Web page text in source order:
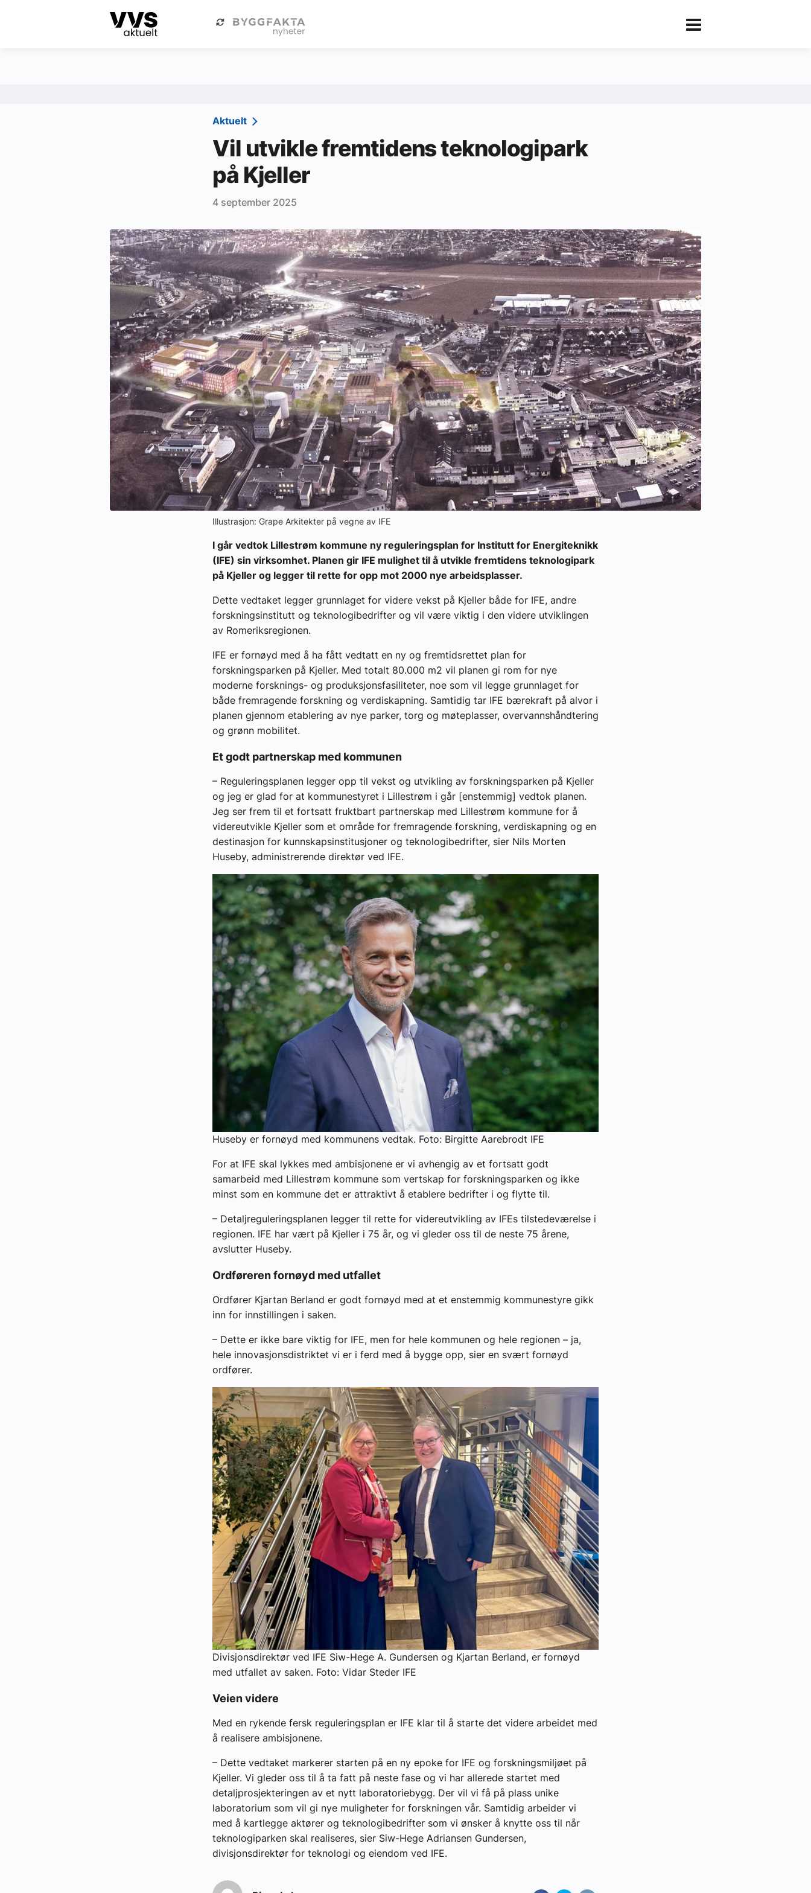
Kategorier Om VVS Aktuelt eBlad
Aktuelle prosjekter
Om VVS Aktuelt
Kontakt oss:
Abonner på fagbladet Byggfakta Nyheter
Annonsere i VVS Aktuelt
Kontakt oss
Tips oss
eBlad
Aktuelt
Vil utvikle fremtidens teknologipark
på Kjeller
4 september 2025
Illustrasjon: Grape Arkitekter på vegne av IFE
I går vedtok Lillestrøm kommune ny reguleringsplan for Institutt for Energiteknikk
(IFE) sin virksomhet. Planen gir IFE mulighet til å utvikle fremtidens teknologipark
på Kjeller og legger til rette for opp mot 2000 nye arbeidsplasser.
Dette vedtaket legger grunnlaget for videre vekst på Kjeller både for IFE, andre
forskningsinstitutt og teknologibedrifter og vil være viktig i den videre utviklingen
av Romeriksregionen.
IFE er fornøyd med å ha fått vedtatt en ny og fremtidsrettet plan for
forskningsparken på Kjeller. Med totalt 80.000 m2 vil planen gi rom for nye
moderne forsknings- og produksjonsfasiliteter, noe som vil legge grunnlaget for
både fremragende forskning og verdiskapning. Samtidig tar IFE bærekraft på alvor i
planen gjennom etablering av nye parker, torg og møteplasser, overvannshåndtering
og grønn mobilitet.
Et godt partnerskap med kommunen
– Reguleringsplanen legger opp til vekst og utvikling av forskningsparken på Kjeller
og jeg er glad for at kommunestyret i Lillestrøm i går [enstemmig] vedtok planen.
Jeg ser frem til et fortsatt fruktbart partnerskap med Lillestrøm kommune for å
videreutvikle Kjeller som et område for fremragende forskning, verdiskapning og en
destinasjon for kunnskapsinstitusjoner og teknologibedrifter, sier Nils Morten
Huseby, administrerende direktør ved IFE.
Huseby er fornøyd med kommunens vedtak. Foto: Birgitte Aarebrodt IFE
For at IFE skal lykkes med ambisjonene er vi avhengig av et fortsatt godt
samarbeid med Lillestrøm kommune som vertskap for forskningsparken og ikke
minst som en kommune det er attraktivt å etablere bedrifter i og flytte til.
– Detaljreguleringsplanen legger til rette for videreutvikling av IFEs tilstedeværelse i
regionen. IFE har vært på Kjeller i 75 år, og vi gleder oss til de neste 75 årene,
avslutter Huseby.
Ordføreren fornøyd med utfallet
Ordfører Kjartan Berland er godt fornøyd med at et enstemmig kommunestyre gikk
inn for innstillingen i saken.
– Dette er ikke bare viktig for IFE, men for hele kommunen og hele regionen – ja,
hele innovasjonsdistriktet vi er i ferd med å bygge opp, sier en svært fornøyd
ordfører.
Divisjonsdirektør ved IFE Siw-Hege A. Gundersen og Kjartan Berland, er fornøyd
med utfallet av saken. Foto: Vidar Steder IFE
Veien videre
Med en rykende fersk reguleringsplan er IFE klar til å starte det videre arbeidet med
å realisere ambisjonene.
– Dette vedtaket markerer starten på en ny epoke for IFE og forskningsmiljøet på
Kjeller. Vi gleder oss til å ta fatt på neste fase og vi har allerede startet med
detaljprosjekteringen av et nytt laboratoriebygg. Der vil vi få på plass unike
laboratorium som vil gi nye muligheter for forskningen vår. Samtidig arbeider vi
med å kartlegge aktører og teknologibedrifter som vi ønsker å knytte oss til når
teknologiparken skal realiseres, sier Siw-Hege Adriansen Gundersen,
divisjonsdirektør for teknologi og eiendom ved IFE.